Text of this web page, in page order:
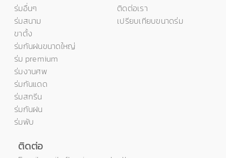
ร่มอื่นๆ
ร่มสนาม
ขาตั้ง
ร่มกันฝนขนาดใหญ่
ร่ม premium
ร่มงานศพ
ร่มกันแดด
ร่มสกรีน
ร่มกันฝน
ร่มพับ
ติดต่อเรา
เปรียบเทียบขนาดร่ม
ติดต่อ